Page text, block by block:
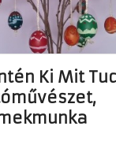
Ki Mit